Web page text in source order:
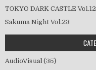
TOKYO DARK CASTLE
Sakuma Night Vol.23
AudioVisual (35)